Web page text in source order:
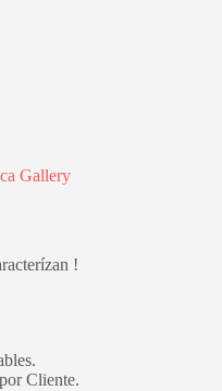
Gallery
!
Cliente.